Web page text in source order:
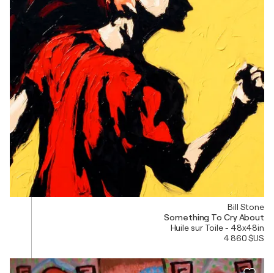
Bill Stone
Something To Cry About
Huile sur Toile - 48x48in
4 860 $US